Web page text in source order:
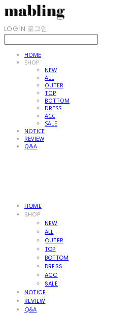
LOG IN 로그인
HOME
SHOP
NEW
ALL
OUTER
TOP
BOTTOM
DRESS
ACC
SALE
NOTICE
REVIEW
Q&A
HOME
SHOP
NEW
ALL
OUTER
TOP
BOTTOM
DRESS
ACC
SALE
NOTICE
REVIEW
Q&A